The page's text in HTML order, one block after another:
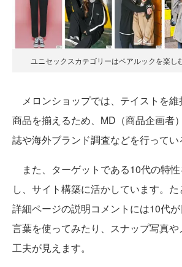
ユニセックスカテゴリーはペアルックを楽し
メロンショップでは、テイストを維
商品を揃えるため、MD（商品企画者
誌や海外ブランド調査などを行ってい
また、ターゲットである10代の特
し、サイト構築に活かしています。
詳細ページの説明コメントには10代
言葉を使ってみたり、スナップ写真
工夫が見えます。